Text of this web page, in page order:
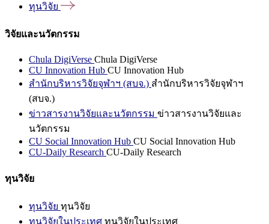
ทุนวิจัย
วิจัยและนวัตกรรม
Chula DigiVerse Chula DigiVerse
CU Innovation Hub CU Innovation Hub
สำนักบริหารวิจัยจุฬาฯ (สบจ.) สำนักบริหารวิจัยจุฬาฯ
(สบจ.)
ข่าวสารงานวิจัยและนวัตกรรม ข่าวสารงานวิจัยและ
นวัตกรรม
CU Social Innovation Hub CU Social Innovation Hub
CU-Daily Research CU-Daily Research
ทุนวิจัย
ทุนวิจัย ทุนวิจัย
ทุนวิจัยในประเทศ ทุนวิจัยในประเทศ